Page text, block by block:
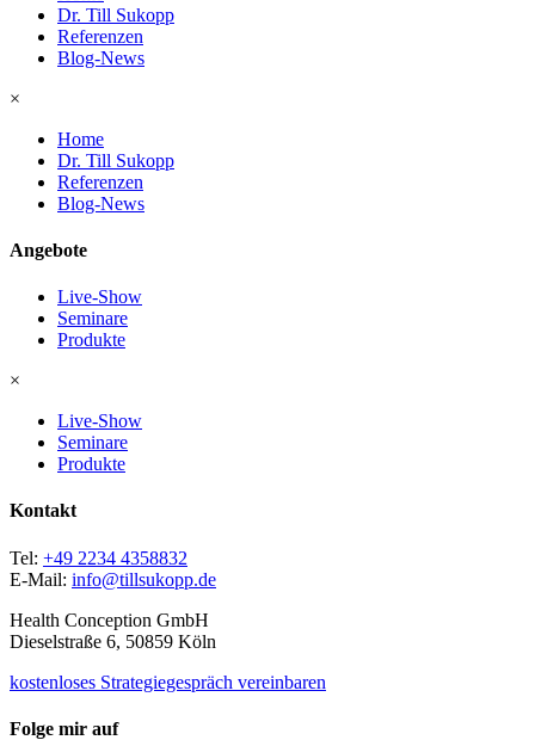
Dr. Till Sukopp
Referenzen
Blog-News
×
Home
Dr. Till Sukopp
Referenzen
Blog-News
Angebote
Live-Show
Seminare
Produkte
×
Live-Show
Seminare
Produkte
Kontakt
Tel: +49 2234 4358832
E-Mail: info@tillsukopp.de
Health Conception GmbH
Dieselstraße 6, 50859 Köln
kostenloses Strategiegespräch vereinbaren
Folge mir auf